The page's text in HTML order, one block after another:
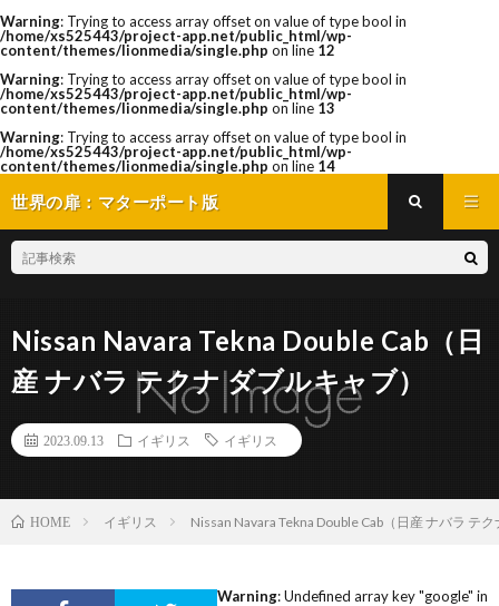
Warning: Trying to access array offset on value of type bool in
/home/xs525443/project-app.net/public_html/wp-
content/themes/lionmedia/single.php on line 12
Warning: Trying to access array offset on value of type bool in
/home/xs525443/project-app.net/public_html/wp-
content/themes/lionmedia/single.php on line 13
Warning: Trying to access array offset on value of type bool in
/home/xs525443/project-app.net/public_html/wp-
content/themes/lionmedia/single.php on line 14
世界の扉：マターポート版
Nissan Navara Tekna Double Cab（日
産 ナバラ テクナ ダブルキャブ）
2023.09.13 イギリス イギリス
HOME イギリス Nissan Navara Tekna Double Cab（日産 ナバラ テ
Warning: Undefined array key "google" in